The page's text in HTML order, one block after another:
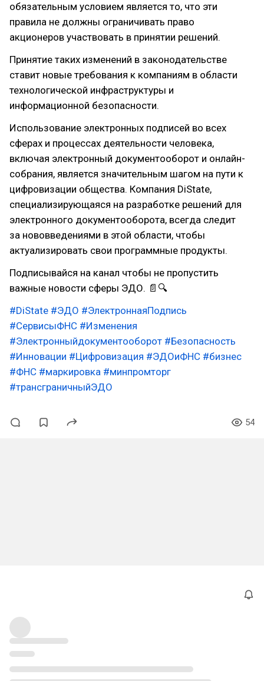
обязательным условием является то, что эти
правила не должны ограничивать право
акционеров участвовать в принятии решений.
Принятие таких изменений в законодательстве
ставит новые требования к компаниям в области
технологической инфраструктуры и
информационной безопасности.
Использование электронных подписей во всех
сферах и процессах деятельности человека,
включая электронный документооборот и онлайн-
собрания, является значительным шагом на пути к
цифровизации общества. Компания DiState,
специализирующаяся на разработке решений для
электронного документооборота, всегда следит
за нововведениями в этой области, чтобы
актуализировать свои программные продукты.
Подписывайся на канал чтобы не пропустить
важные новости сферы ЭДО. 📄🔍
#DiState #ЭДО #ЭлектроннаяПодпись
#СервисыФНС #Изменения
#Электронныйдокументооборот #Безопасность
#Инновации #Цифровизация #ЭДОиФНС #бизнес
#ФНС #маркировка #минпромторг
#трансграничныйЭДО
54